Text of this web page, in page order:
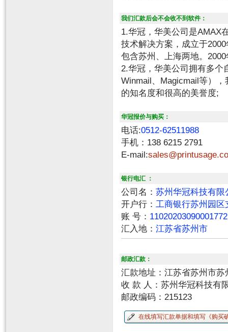
我们汇款后会不会收不到软件：
1.华冠，华美公司是AMAX
技术解决方案，成立于
包含苏州、上海两地。
2.华冠，华美公司拥有多个
Winmail、Magicmail等）
的知名度和很高的美誉度;
华冠报价与购买：
电话:0512-62511988
手机：138 6215 2791
E-mail:
银行电汇 ：
公司名： 苏州华冠科技有限
开户行： 工商银行苏州园区
账 号：
汇入地： 江苏省苏州市
邮政汇款：
汇款地址：江苏省苏州市
收 款 人：苏州华冠科技有
邮政编码：215123
在线填写汇款单据和填写《购买